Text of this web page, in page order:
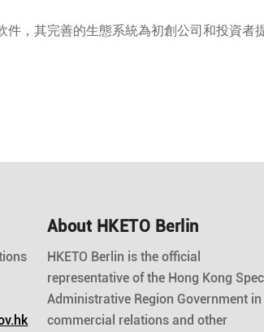
，其完善的生態系統為初創公司和投資者
About HKETO Berlin
HKETO Berlin is the official
representative of the Hong Kong
Administrative Region Government in
commercial relations and other